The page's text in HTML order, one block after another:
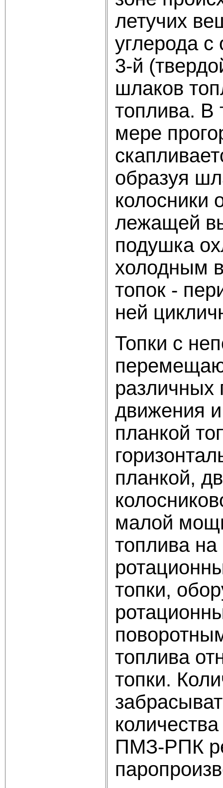
летучих
углерода
3-й
шлаков
топлива. В
мере
образуя
колосники
лежащей
подушка
холодным
топок -
ней
Топки с
различных
движения
планкой
планкой,
малой
топлива
топки,
топлива
топки.
ПМЗ-РПК